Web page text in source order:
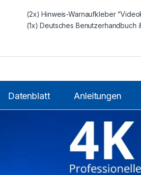
(2x) Hinweis-Warnaufkleber
(1x) Deutsches Benutzerhandbuch
Datenblatt Anleitungen